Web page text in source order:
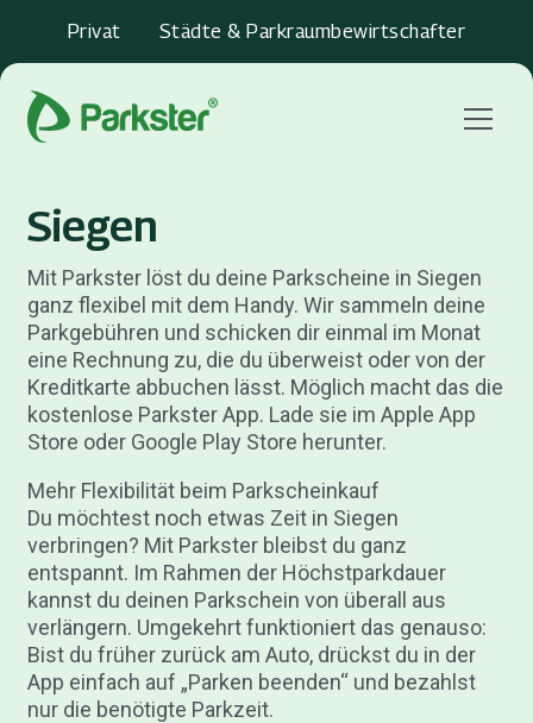
Privat Städte & Parkraumbewirtschafter
Menu
Siegen
Mit Parkster löst du deine Parkscheine in Siegen
ganz flexibel mit dem Handy. Wir sammeln deine
Parkgebühren und schicken dir einmal im Monat
eine Rechnung zu, die du überweist oder von der
Kreditkarte abbuchen lässt. Möglich macht das die
kostenlose Parkster App. Lade sie im Apple App
Store oder Google Play Store herunter.
Mehr Flexibilität beim Parkscheinkauf
Du möchtest noch etwas Zeit in Siegen
verbringen? Mit Parkster bleibst du ganz
entspannt. Im Rahmen der Höchstparkdauer
kannst du deinen Parkschein von überall aus
verlängern. Umgekehrt funktioniert das genauso:
Bist du früher zurück am Auto, drückst du in der
App einfach auf „Parken beenden“ und bezahlst
nur die benötigte Parkzeit.